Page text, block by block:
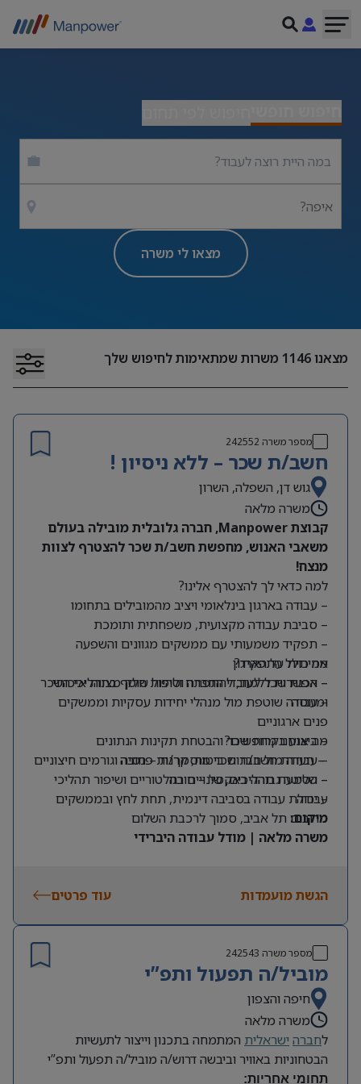
איפה?
מצאו לי משרה
מצאנו1146 משרות שמתאימות לחיפוש שלך
מספר משרה 242552
חשב/ת שכר – ללא ניסיון !
גוש דן, השפלה, השרון
משרה מלאה
קבוצת Manpower, חברה גלובלית מובילה בעולם
משאבי האנוש, מחפשת חשב/ת שכר להצטרף לצוות
מנצח!
למה כדאי לך להצטרף אלינו?
– עבודה בארגון בינלאומי ויציב מהמובילים בתחומו
– סביבת עבודה מקצועית, משפחתית ותומכת
– תפקיד משמעותי עם ממשקים מגוונים והשפעה
אמיתית על הארגון
– אפשרות ללמוד, להתפתח ולהיות חלק מצוות איכותי
ומנוסה
מה כולל התפקיד?
– הכנת שכר לעובדי החברה וטיפול שוטף בתהליכי השכר
– עבודה שוטפת מול מנהלי יחידות עסקיות וממשקים
פנים ארגוניים
– ביצוע בקרות שכר והבטחת תקינות הנתונים
– עבודה מול חברות ביטוח, קרנות פנסיה וגורמים חיצוניים
– הטמעת תהליכים, שינויים רגולטוריים ושיפור תהליכי
עבודה
מה אנחנו מחפשים?
– תעודת חשב/ת שכר מוסמך/ת – חובה
– שליטה גבוהה באקסל – חובה
– יכולת עבודה בסביבה דינמית, תחת לחץ ובממשקים
מרובים
מיקום: תל אביב, סמוך לרכבת השלום
משרה מלאה | מודל עבודה היברידי
הגשת מועמדות עוד פרטים
מספר משרה 242543
מוביל/ה תפעול ותפ”י
חיפה והצפון
משרה מלאה
לחברה ישראלית המתמחה בתכנון וייצור לתעשיות
הבטחוניות באוויר וביבשה דרוש/ה מוביל/ה תפעול ותפ”י
תחומי אחריות: